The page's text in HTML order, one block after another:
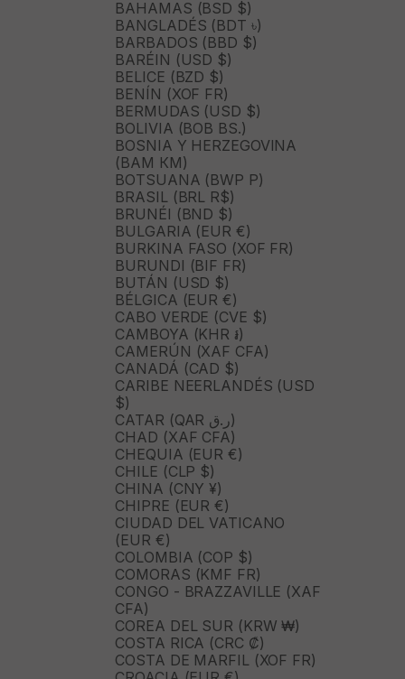
BAHAMAS (BSD $)
BANGLADÉS (BDT ৳)
BARBADOS (BBD $)
BARÉIN (USD $)
BELICE (BZD $)
BENÍN (XOF FR)
BERMUDAS (USD $)
BOLIVIA (BOB BS.)
BOSNIA Y HERZEGOVINA
(BAM КМ)
BOTSUANA (BWP P)
BRASIL (BRL R$)
BRUNÉI (BND $)
BULGARIA (EUR €)
BURKINA FASO (XOF FR)
BURUNDI (BIF FR)
BUTÁN (USD $)
BÉLGICA (EUR €)
CABO VERDE (CVE $)
CAMBOYA (KHR ៛)
CAMERÚN (XAF CFA)
CANADÁ (CAD $)
CARIBE NEERLANDÉS (USD
$)
CATAR (QAR ر.ق)
CHAD (XAF CFA)
CHEQUIA (EUR €)
CHILE (CLP $)
CHINA (CNY ¥)
CHIPRE (EUR €)
CIUDAD DEL VATICANO
(EUR €)
COLOMBIA (COP $)
COMORAS (KMF FR)
CONGO - BRAZZAVILLE (XAF
CFA)
COREA DEL SUR (KRW ₩)
COSTA RICA (CRC ₡)
COSTA DE MARFIL (XOF FR)